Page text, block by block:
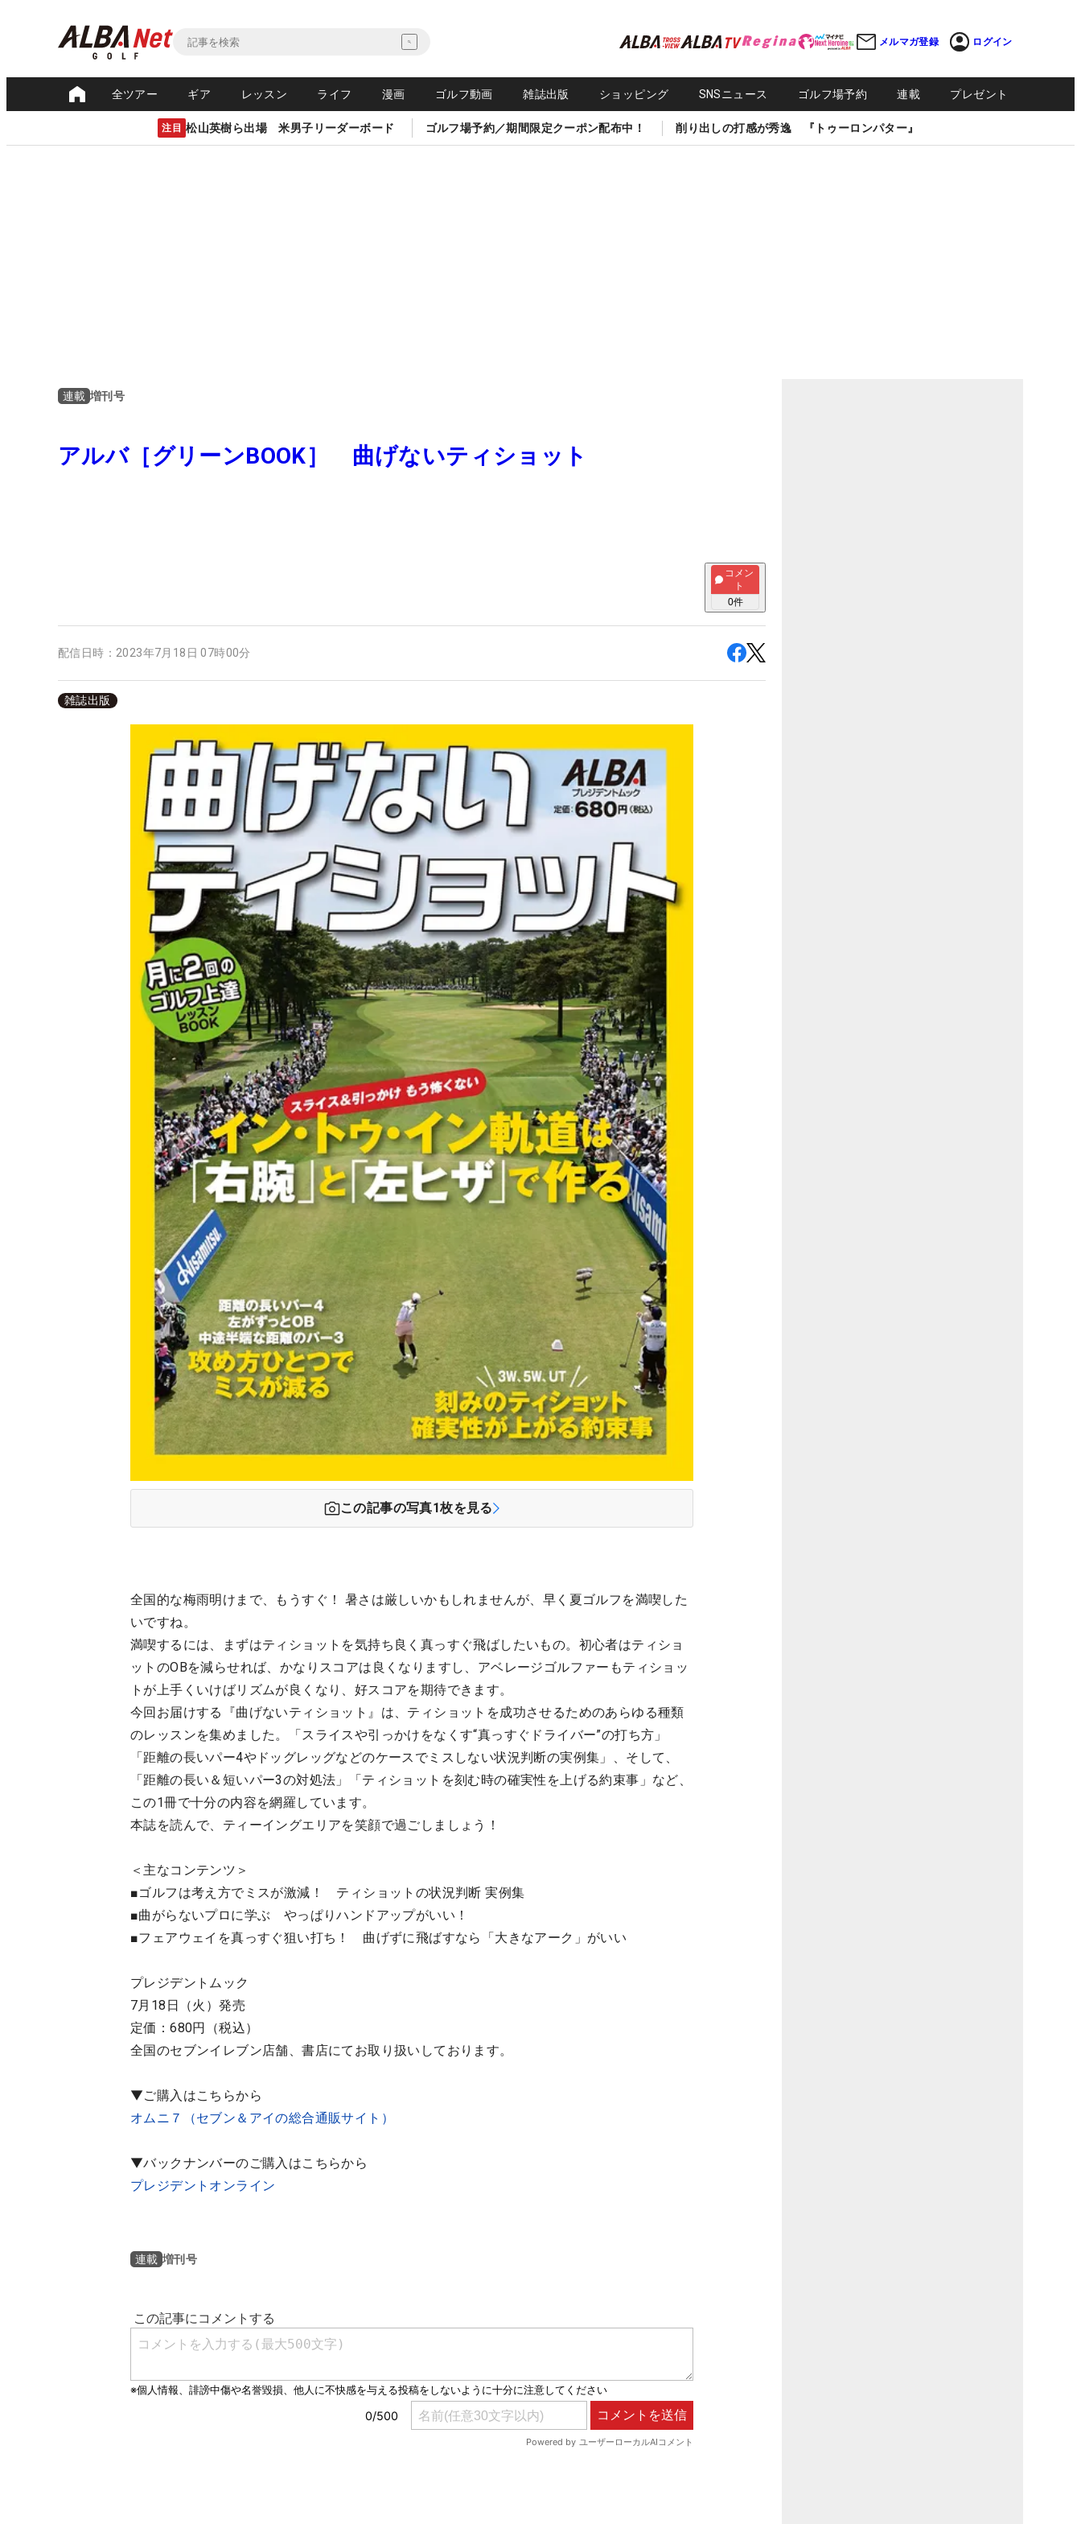
メルマガ登録 ログイン
全ツアー ギア レッスン ライフ 漫画 ゴルフ動画 雑誌出版 ショッピング SNSニュース ゴルフ場予約 連載 プレゼント
注目 松山英樹ら出場 米男子リーダーボード ゴルフ場予約／期間限定クーポン配布中！ 削り出しの打感が秀逸 『トゥーロンパター』
連載 増刊号
アルバ［グリーンBOOK］ 曲げないティショット
コメン
ト
0件
配信日時： 2023年7月18日 07時00分
雑誌出版
この記事の写真1枚を見る
全国的な梅雨明けまで、もうすぐ！ 暑さは厳しいかもしれませんが、早く夏ゴルフを満喫した
いですね。
満喫するには、まずはティショットを気持ち良く真っすぐ飛ばしたいもの。初心者はティショ
ットのOBを減らせれば、かなりスコアは良くなりますし、アベレージゴルファーもティショッ
トが上手くいけばリズムが良くなり、好スコアを期待できます。
今回お届けする『曲げないティショット』は、ティショットを成功させるためのあらゆる種類
のレッスンを集めました。「スライスや引っかけをなくす“真っすぐドライバー”の打ち方」
「距離の長いパー4やドッグレッグなどのケースでミスしない状況判断の実例集」、そして、
「距離の長い＆短いパー3の対処法」「ティショットを刻む時の確実性を上げる約束事」など、
この1冊で十分の内容を網羅しています。
本誌を読んで、ティーイングエリアを笑顔で過ごしましょう！
＜主なコンテンツ＞
■ゴルフは考え方でミスが激減！ ティショットの状況判断 実例集
■曲がらないプロに学ぶ やっぱりハンドアップがいい！
■フェアウェイを真っすぐ狙い打ち！ 曲げずに飛ばすなら「大きなアーク」がいい
プレジデントムック
7月18日（火）発売
定価：680円（税込）
全国のセブンイレブン店舗、書店にてお取り扱いしております。
▼ご購入はこちらから
オムニ７（セブン＆アイの総合通販サイト）
▼バックナンバーのご購入はこちらから
プレジデントオンライン
連載 増刊号